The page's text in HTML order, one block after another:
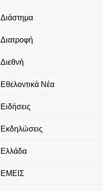
Διάστημα
Διατροφή
Διεθνή
Εθελοντικά Νέα
Ειδήσεις
Εκδηλώσεις
Ελλάδα
ΕΜΕΙΣ